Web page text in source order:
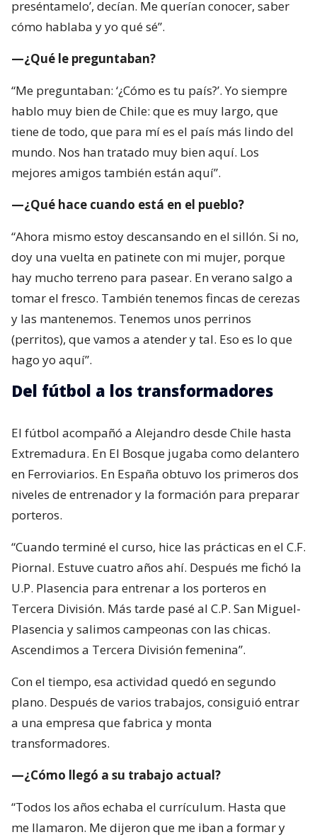
preséntamelo’, decían. Me querían conocer, saber
cómo hablaba y yo qué sé”.
—¿Qué le preguntaban?
“Me preguntaban: ‘¿Cómo es tu país?’. Yo siempre
hablo muy bien de Chile: que es muy largo, que
tiene de todo, que para mí es el país más lindo del
mundo. Nos han tratado muy bien aquí. Los
mejores amigos también están aquí”.
—¿Qué hace cuando está en el pueblo?
“Ahora mismo estoy descansando en el sillón. Si no,
doy una vuelta en patinete con mi mujer, porque
hay mucho terreno para pasear. En verano salgo a
tomar el fresco. También tenemos fincas de cerezas
y las mantenemos. Tenemos unos perrinos
(perritos), que vamos a atender y tal. Eso es lo que
hago yo aquí”.
Del fútbol a los transformadores
El fútbol acompañó a Alejandro desde Chile hasta
Extremadura. En El Bosque jugaba como delantero
en Ferroviarios. En España obtuvo los primeros dos
niveles de entrenador y la formación para preparar
porteros.
“Cuando terminé el curso, hice las prácticas en el C.F.
Piornal. Estuve cuatro años ahí. Después me fichó la
U.P. Plasencia para entrenar a los porteros en
Tercera División. Más tarde pasé al C.P. San Miguel-
Plasencia y salimos campeonas con las chicas.
Ascendimos a Tercera División femenina”.
Con el tiempo, esa actividad quedó en segundo
plano. Después de varios trabajos, consiguió entrar
a una empresa que fabrica y monta
transformadores.
—¿Cómo llegó a su trabajo actual?
“Todos los años echaba el currículum. Hasta que
me llamaron. Me dijeron que me iban a formar y